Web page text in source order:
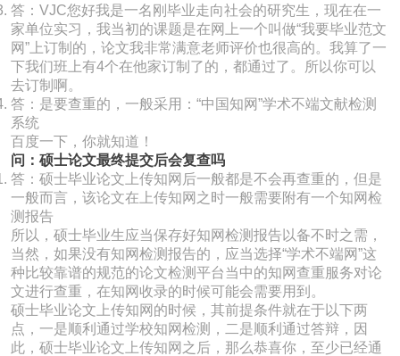
答：VJC您好我是一名刚毕业走向社会的研究生，现在在一
家单位实习，我当初的课题是在网上一个叫做“我要毕业范文
网”上订制的，论文我非常满意老师评价也很高的。我算了一
下我们班上有4个在他家订制了的，都通过了。所以你可以
去订制啊。
答：是要查重的，一般采用：“中国知网”学术不端文献检测
系统
百度一下，你就知道！
问：硕士论文最终提交后会复查吗
答：硕士毕业论文上传知网后一般都是不会再查重的，但是
一般而言，该论文在上传知网之时一般需要附有一个知网检
测报告
所以，硕士毕业生应当保存好知网检测报告以备不时之需，
当然，如果没有知网检测报告的，应当选择“学术不端网”这
种比较靠谱的规范的论文检测平台当中的知网查重服务对论
文进行查重，在知网收录的时候可能会需要用到。
硕士毕业论文上传知网的时候，其前提条件就在于以下两
点，一是顺利通过学校知网检测，二是顺利通过答辩，因
此，硕士毕业论文上传知网之后，那么恭喜你，至少已经通